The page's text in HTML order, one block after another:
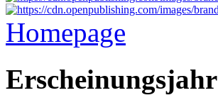
Homepage
Erscheinungsjahr